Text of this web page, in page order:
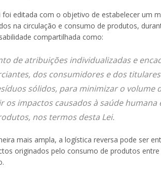
foi editada com o objetivo de estabelecer um
na circulação e consumo de produtos,
compartilhada como:
de atribuições individualizadas e
dos consumidores e dos
sólidos, para minimizar o volume
os impactos causados à saúde
nos termos desta Lei.
mais ampla, a logística reversa pode ser
originados pelo consumo de produtos